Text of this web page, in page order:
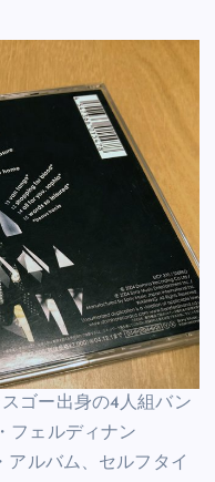
ゴー出身の4人組バン
フェルディナン
アルバム、セルフタイ